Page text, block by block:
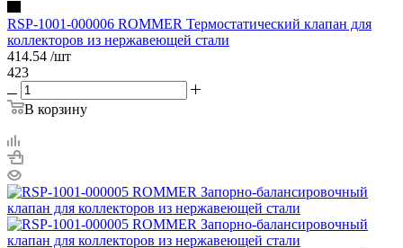
RSP-1001-000006 ROMMER Термостатический клапан для
коллекторов из нержавеющей стали
414.54 /шт
423
В корзину